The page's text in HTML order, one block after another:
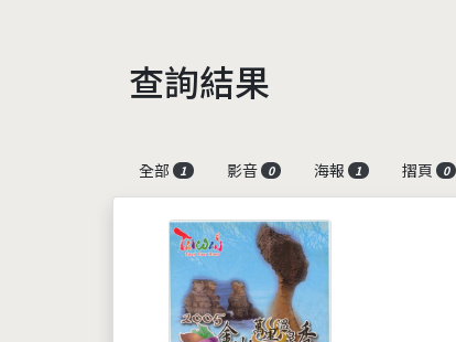
查詢結果
全部
1 影音 0 海報 1 摺頁 0